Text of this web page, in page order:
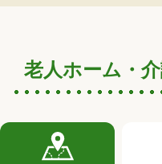
老人ホーム・